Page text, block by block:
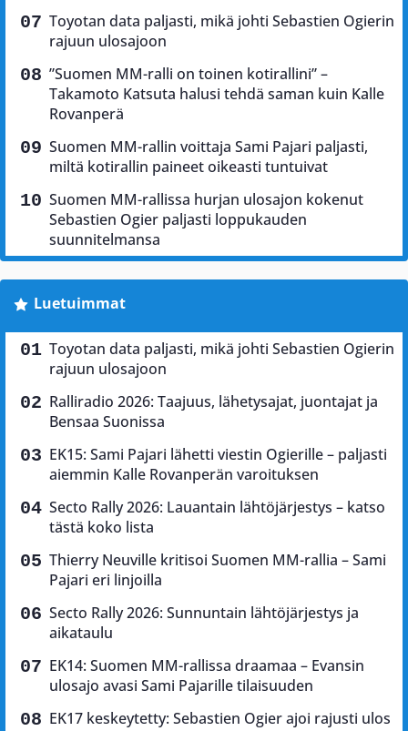
Toyotan data paljasti, mikä johti Sebastien Ogierin
rajuun ulosajoon
”Suomen MM-ralli on toinen kotirallini” –
Takamoto Katsuta halusi tehdä saman kuin Kalle
Rovanperä
Suomen MM-rallin voittaja Sami Pajari paljasti,
miltä kotirallin paineet oikeasti tuntuivat
Suomen MM-rallissa hurjan ulosajon kokenut
Sebastien Ogier paljasti loppukauden
suunnitelmansa
Luetuimmat
Toyotan data paljasti, mikä johti Sebastien Ogierin
rajuun ulosajoon
Ralliradio 2026: Taajuus, lähetysajat, juontajat ja
Bensaa Suonissa
EK15: Sami Pajari lähetti viestin Ogierille – paljasti
aiemmin Kalle Rovanperän varoituksen
Secto Rally 2026: Lauantain lähtöjärjestys – katso
tästä koko lista
Thierry Neuville kritisoi Suomen MM-rallia – Sami
Pajari eri linjoilla
Secto Rally 2026: Sunnuntain lähtöjärjestys ja
aikataulu
EK14: Suomen MM-rallissa draamaa – Evansin
ulosajo avasi Sami Pajarille tilaisuuden
EK17 keskeytetty: Sebastien Ogier ajoi rajusti ulos